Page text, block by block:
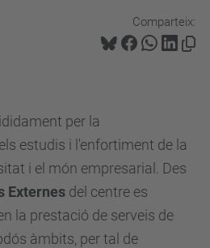
Comparteix:
per la
estudis i l'enfortiment de la
i el món empresarial. Des
Externes del centre es
la prestació de serveis de
àmbits, per tal de